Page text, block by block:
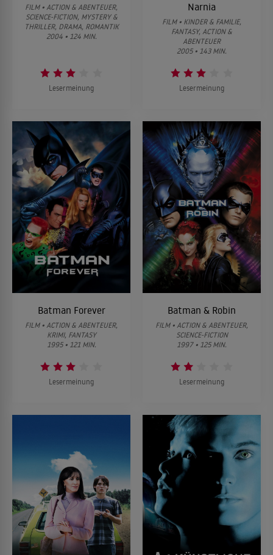
FILM • ACTION & ABENTEUER,
SCIENCE-FICTION, MYSTERY &
THRILLER, DRAMA, ROMANTIK
2004 • 124 MIN.
Lesermeinung
Narnia
FILM • KINDER & FAMILIE,
FANTASY, ACTION &
ABENTEUER
2005 • 143 MIN.
Lesermeinung
Batman Forever
FILM • ACTION & ABENTEUER,
KRIMI, FANTASY
1995 • 121 MIN.
Lesermeinung
Batman & Robin
FILM • ACTION & ABENTEUER,
SCIENCE-FICTION
1997 • 125 MIN.
Lesermeinung